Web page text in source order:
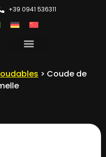
+39 0941 536311
> Coude de